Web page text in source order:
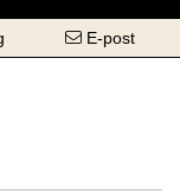
E-post